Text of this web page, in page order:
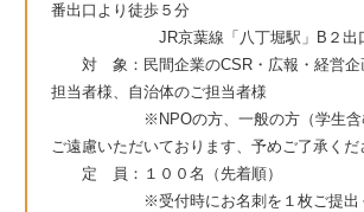
番出口より徒歩５分
JR京葉線「八丁堀駅」B２出口
対 象： 民間企業のCSR・広報・経営
担当者様、自治体のご担当者様
※NPOの方、一般の方（学生含む
ご遠慮いただいております、予めご了承くだ
定 員：１００名（先着順）
※受付時にお名刺を１枚ご提出く